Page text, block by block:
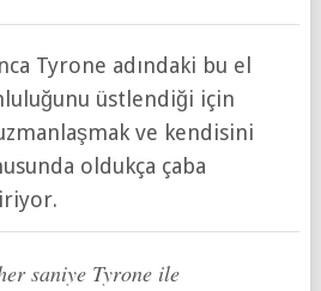
Tyrone adındaki bu el
üstlendiği için
ve kendisini
oldukça çaba
saniye Tyrone ile